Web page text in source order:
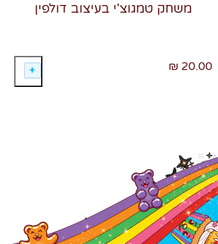
משחק טמגוצ'י בעיצוב דולפין
20.00 ₪